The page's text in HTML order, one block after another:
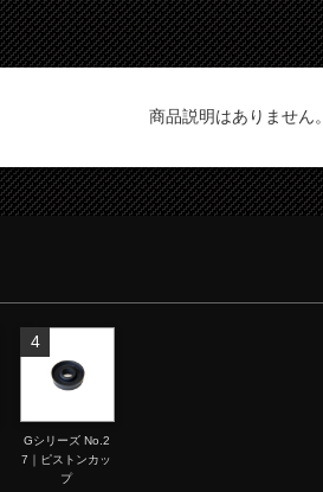
商品説明はありません。
4
Gシリーズ No.2
7｜ピストンカッ
プ